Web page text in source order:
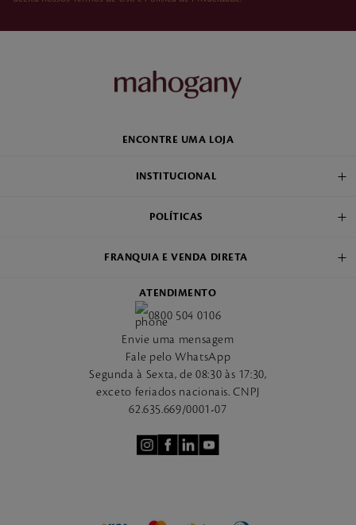
ENCONTRE UMA LOJA
INSTITUCIONAL
POLÍTICAS
FRANQUIA E VENDA DIRETA
ATENDIMENTO
0800 504 0106
Envie uma mensagem
Fale pelo WhatsApp
Segunda à Sexta, de 08:30 às 17:30,
exceto feriados nacionais. CNPJ
62.635.669/0001-07